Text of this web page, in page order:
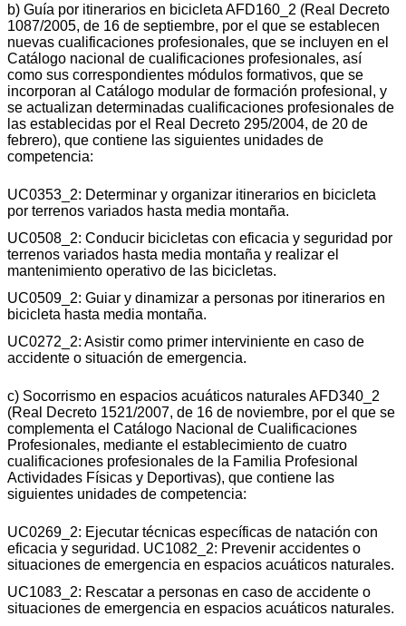
b) Guía por itinerarios en bicicleta AFD160_2 (Real Decreto
1087/2005, de 16 de septiembre, por el que se establecen
nuevas cualificaciones profesionales, que se incluyen en el
Catálogo nacional de cualificaciones profesionales, así
como sus correspondientes módulos formativos, que se
incorporan al Catálogo modular de formación profesional, y
se actualizan determinadas cualificaciones profesionales de
las establecidas por el Real Decreto 295/2004, de 20 de
febrero), que contiene las siguientes unidades de
competencia:
UC0353_2: Determinar y organizar itinerarios en bicicleta
por terrenos variados hasta media montaña.
UC0508_2: Conducir bicicletas con eficacia y seguridad por
terrenos variados hasta media montaña y realizar el
mantenimiento operativo de las bicicletas.
UC0509_2: Guiar y dinamizar a personas por itinerarios en
bicicleta hasta media montaña.
UC0272_2: Asistir como primer interviniente en caso de
accidente o situación de emergencia.
c) Socorrismo en espacios acuáticos naturales AFD340_2
(Real Decreto 1521/2007, de 16 de noviembre, por el que se
complementa el Catálogo Nacional de Cualificaciones
Profesionales, mediante el establecimiento de cuatro
cualificaciones profesionales de la Familia Profesional
Actividades Físicas y Deportivas), que contiene las
siguientes unidades de competencia:
UC0269_2: Ejecutar técnicas específicas de natación con
eficacia y seguridad. UC1082_2: Prevenir accidentes o
situaciones de emergencia en espacios acuáticos naturales.
UC1083_2: Rescatar a personas en caso de accidente o
situaciones de emergencia en espacios acuáticos naturales.